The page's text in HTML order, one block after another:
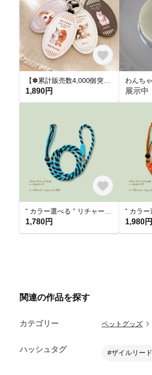
1,890円 展示中
1,780円 1,980円
関連の作品を探す
カテゴリー ペットグッズ
ハッシュタグ #ザイルリード